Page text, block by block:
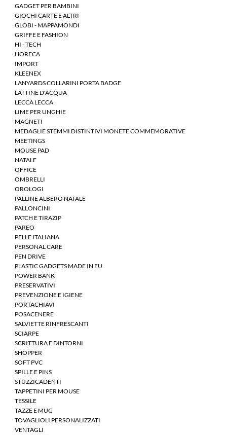
GADGET PER BAMBINI
GIOCHI CARTE E ALTRI
GLOBI - MAPPAMONDI
GRIFFE E FASHION
HI - TECH
HORECA
IMPORT
KLEENEX
LANYARDS COLLARINI PORTA BADGE
LATTINE D'ACQUA
LECCA LECCA
LIME PER UNGHIE
MAGNETI
MEDAGLIE STEMMI DISTINTIVI MONETE COMMEMORATIVE
MEETINGS
MOUSE PAD
NATALE
OFFICE
OMBRELLI
OROLOGI
PALLINE ALBERO NATALE
PALLONCINI
PATCH E TIRAZIP
PAREO
PELLE ITALIANA
PERSONAL CARE
PEN DRIVE
PLASTIC GADGETS MADE IN EU
POWER BANK
PRESERVATIVI
PREVENZIONE E IGIENE
PORTACHIAVI
POSACENERE
SALVIETTE RINFRESCANTI
SCIARPE
SCRITTURA E DINTORNI
SHOPPER
SOFT PVC
SPILLE E PINS
STUZZICADENTI
TAPPETINI PER MOUSE
TESSILE
TAZZE E MUG
TOVAGLIOLI PERSONALIZZATI
VENTAGLI